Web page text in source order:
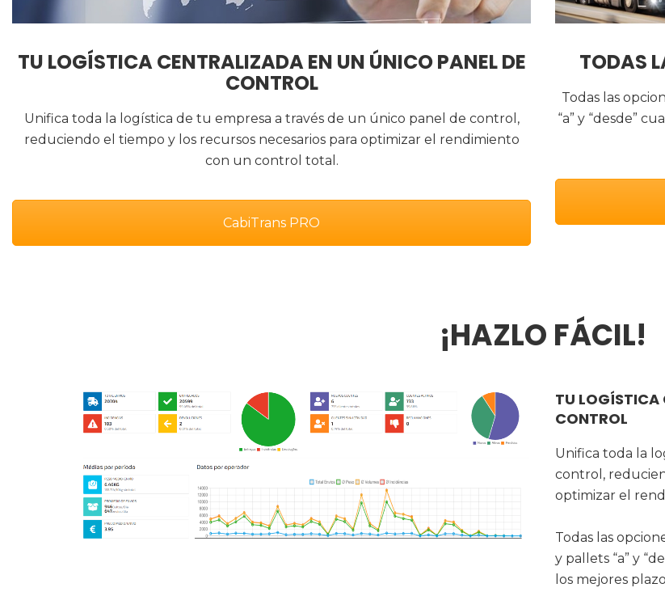
TU LOGÍSTICA CENTRALIZADA EN UN ÚNICO PANEL DE
CONTROL
Unifica toda la logística de tu empresa a través de un único panel de control,
reduciendo el tiempo y los recursos necesarios para optimizar el rendimiento
con un control total.
CabiTrans PRO
TODAS
Todas las
“a” y “desde”
¡HAZLO FÁCIL!
TU LOGÍSTICA
CONTROL
Unifica toda la
control,
optimizar el
Todas las
y pallets “a” y
los mejores